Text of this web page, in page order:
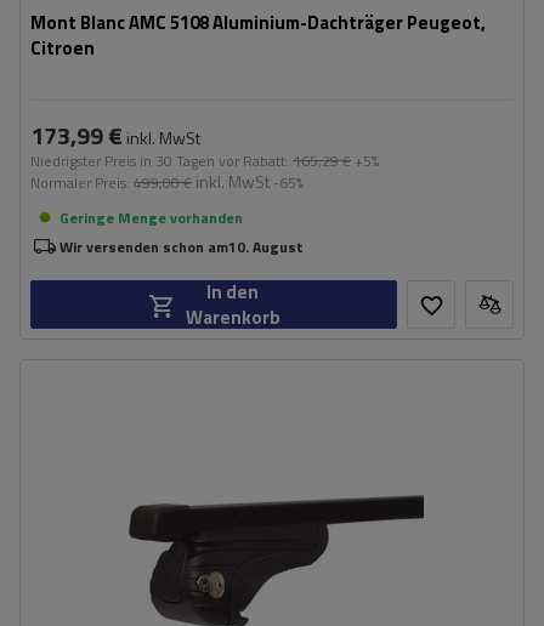
Mont Blanc AMC 5108 Aluminium-Dachträger Peugeot,
Citroen
173,99 € inkl. MwSt
Niedrigster Preis in 30 Tagen vor Rabatt: 165,29 € +5%
Normaler Preis: 499,00 € inkl. MwSt -65%
Geringe Menge vorhanden
Wir versenden schon am10. August
In den
Warenkorb